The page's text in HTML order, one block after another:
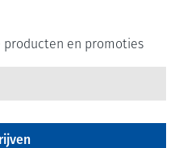
producten en promoties